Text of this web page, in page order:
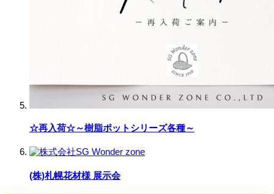
☆再入荷☆～樹脂ポットシリーズ各種～
(株)札幌花材様 展示会